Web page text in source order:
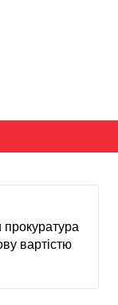
прокуратура
вартістю